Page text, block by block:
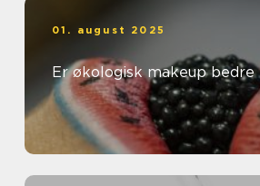
01. august 2025
Er økologisk makeup bedre